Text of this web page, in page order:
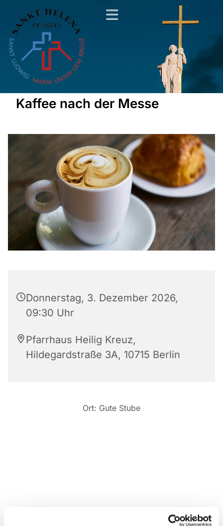
Kaffee nach der Messe
Donnerstag, 3. Dezember 2026,
09:30 Uhr
Pfarrhaus Heilig Kreuz,
Hildegardstraße 3A, 10715 Berlin
Ort: Gute Stube